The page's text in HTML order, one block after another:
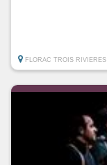
FLORAC TROIS RIVIERES